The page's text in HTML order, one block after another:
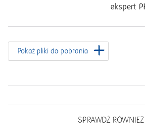
ekspert
Pokaż pliki do pobrania
SPRAWDŹ RÓWNIEŻ